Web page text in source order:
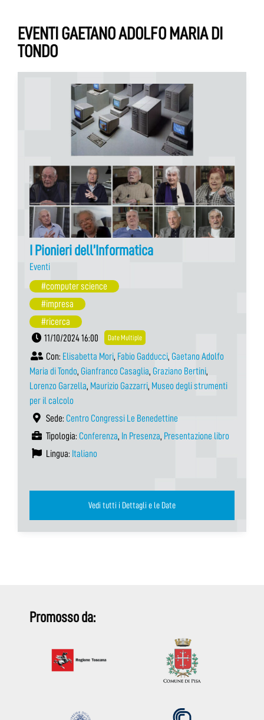
EVENTI GAETANO ADOLFO MARIA DI
TONDO
I Pionieri dell’Informatica
Eventi
#computer science
#impresa
#ricerca
11/10/2024 16:00
Date Multiple
Con: Elisabetta Mori, Fabio Gadducci, Gaetano Adolfo
Maria di Tondo, Gianfranco Casaglia, Graziano Bertini,
Lorenzo Garzella, Maurizio Gazzarri, Museo degli strumenti
per il calcolo
Sede: Centro Congressi Le Benedettine
Tipologia: Conferenza, In Presenza, Presentazione libro
Lingua: Italiano
Vedi tutti i Dettagli e le Date
Promosso da: